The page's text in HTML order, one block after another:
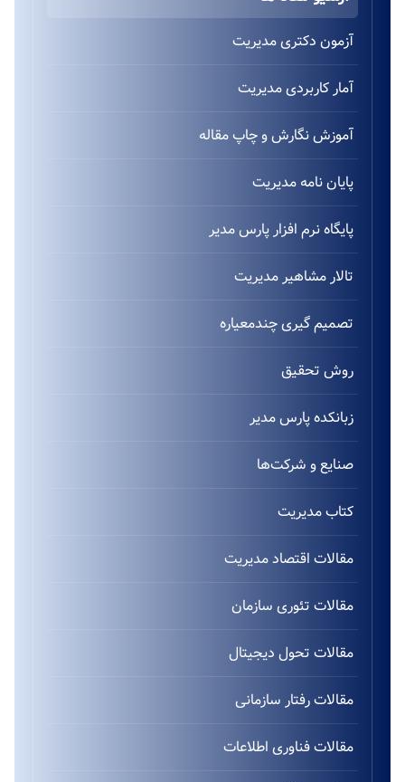
آزمون دکتری مدیریت
آمار کاربردی مدیریت
آموزش نگارش و چاپ مقاله
پایان نامه مدیریت
پایگاه نرم افزار پارس مدیر
تالار مشاهیر مدیریت
تصمیم گیری چندمعیاره
روش تحقیق
زبانکده پارس مدیر
صنایع و شرکت‌ها
کتاب مدیریت
مقالات اقتصاد مدیریت
مقالات تئوری سازمان
مقالات تحول دیجیتال
مقالات رفتار سازمانی
مقالات فناوری اطلاعات